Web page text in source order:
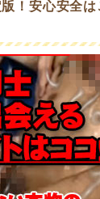
！安心安全は